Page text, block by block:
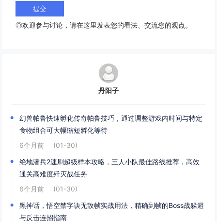
◎欢迎参与讨论，请在这里发表您的看法、交流您的观点。
丹阳子
幻兽帕鲁快速孵化传奇帕鲁技巧，通过调整游戏内时间与特定
食物组合可大幅缩短孵化等待
6个月前
(01-30)
绝地潜兵2速刷超级样本攻略，三人小队最佳路线推荐，高效
通关高难度歼灭战任务
6个月前
(01-30)
黑神话，悟空禁字诀无敌帧实战用法，精确到帧的Boss战躲避
与反击连招指南